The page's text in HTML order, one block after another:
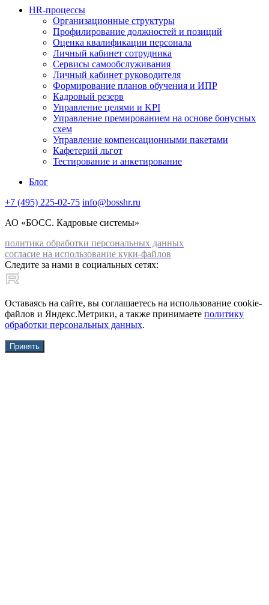
HR-процессы
Организационные структуры
Профилирование должностей и позиций
Оценка квалификации персонала
Личный кабинет сотрудника
Сервисы самообслуживания
Личный кабинет руководителя
Формирование планов обучения и ИПР
Кадровый резерв
Управление целями и KPI
Управление премированием на основе бонусных
схем
Управление компенсационными пакетами
Кафетерий льгот
Тестирование и анкетирование
Блог
+7 (495) 225-02-75 info@bosshr.ru
АО «БОСС. Кадровые системы»
политика обработки персональных данных
согласие на использование куки-файлов
Следите за нами в социальных сетях:
Оставаясь на сайте, вы соглашаетесь на использование cookie-
файлов и Яндекс.Метрики, а также принимаете политику
обработки персональных данных.
Принять